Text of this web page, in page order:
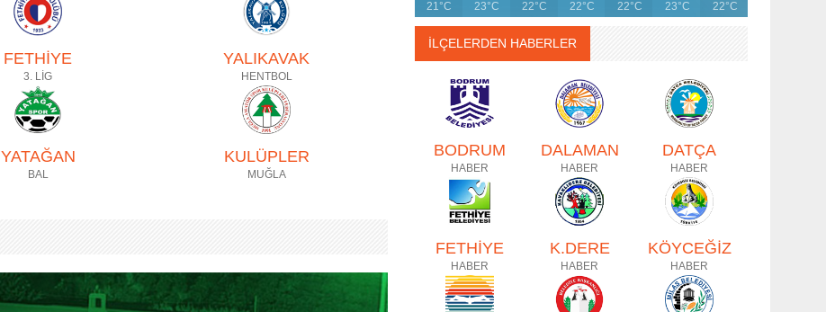
FETHİYE
3. LİG
YALIKAVAK
HENTBOL
YATAĞAN
BAL
KULÜPLER
MUĞLA
21°C
23°C
22°C
22°C
22°C
23°C
22°C
İLÇELERDEN HABERLER
BODRUM
HABER
DALAMAN
HABER
DATÇA
HABER
FETHİYE
HABER
K.DERE
HABER
KÖYCEĞİZ
HABER